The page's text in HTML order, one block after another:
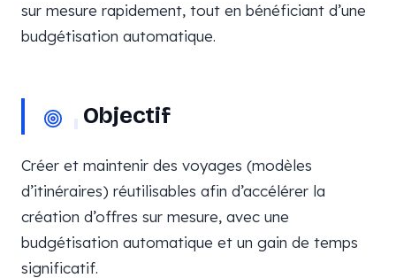
sur mesure rapidement, tout en bénéficiant d’une
budgétisation automatique.
Objectif
Créer et maintenir des voyages (modèles
d’itinéraires) réutilisables afin d’accélérer la
création d’offres sur mesure, avec une
budgétisation automatique et un gain de temps
significatif.